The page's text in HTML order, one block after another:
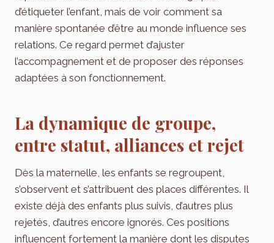
d’étiqueter l’enfant, mais de voir comment sa
manière spontanée d’être au monde influence ses
relations. Ce regard permet d’ajuster
l’accompagnement et de proposer des réponses
adaptées à son fonctionnement.
La dynamique de groupe,
entre statut, alliances et rejet
Dès la maternelle, les enfants se regroupent,
s’observent et s’attribuent des places différentes. Il
existe déjà des enfants plus suivis, d’autres plus
rejetés, d’autres encore ignorés. Ces positions
influencent fortement la manière dont les disputes